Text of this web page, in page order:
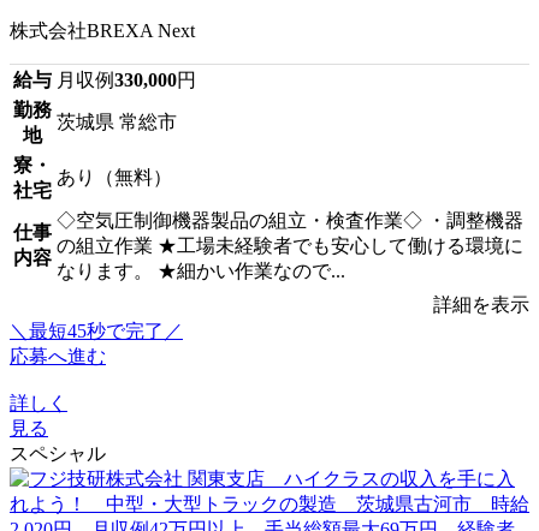
株式会社BREXA Next
給与 月収例330,000円
勤務
地
茨城県 常総市
寮・
社宅
あり（無料）
仕事
内容
◇空気圧制御機器製品の組立・検査作業◇ ・調整機器
の組立作業 ★工場未経験者でも安心して働ける環境に
なります。 ★細かい作業なので...
詳細を表示
＼最短45秒で完了／
応募へ進む
詳しく
見る
スペシャル